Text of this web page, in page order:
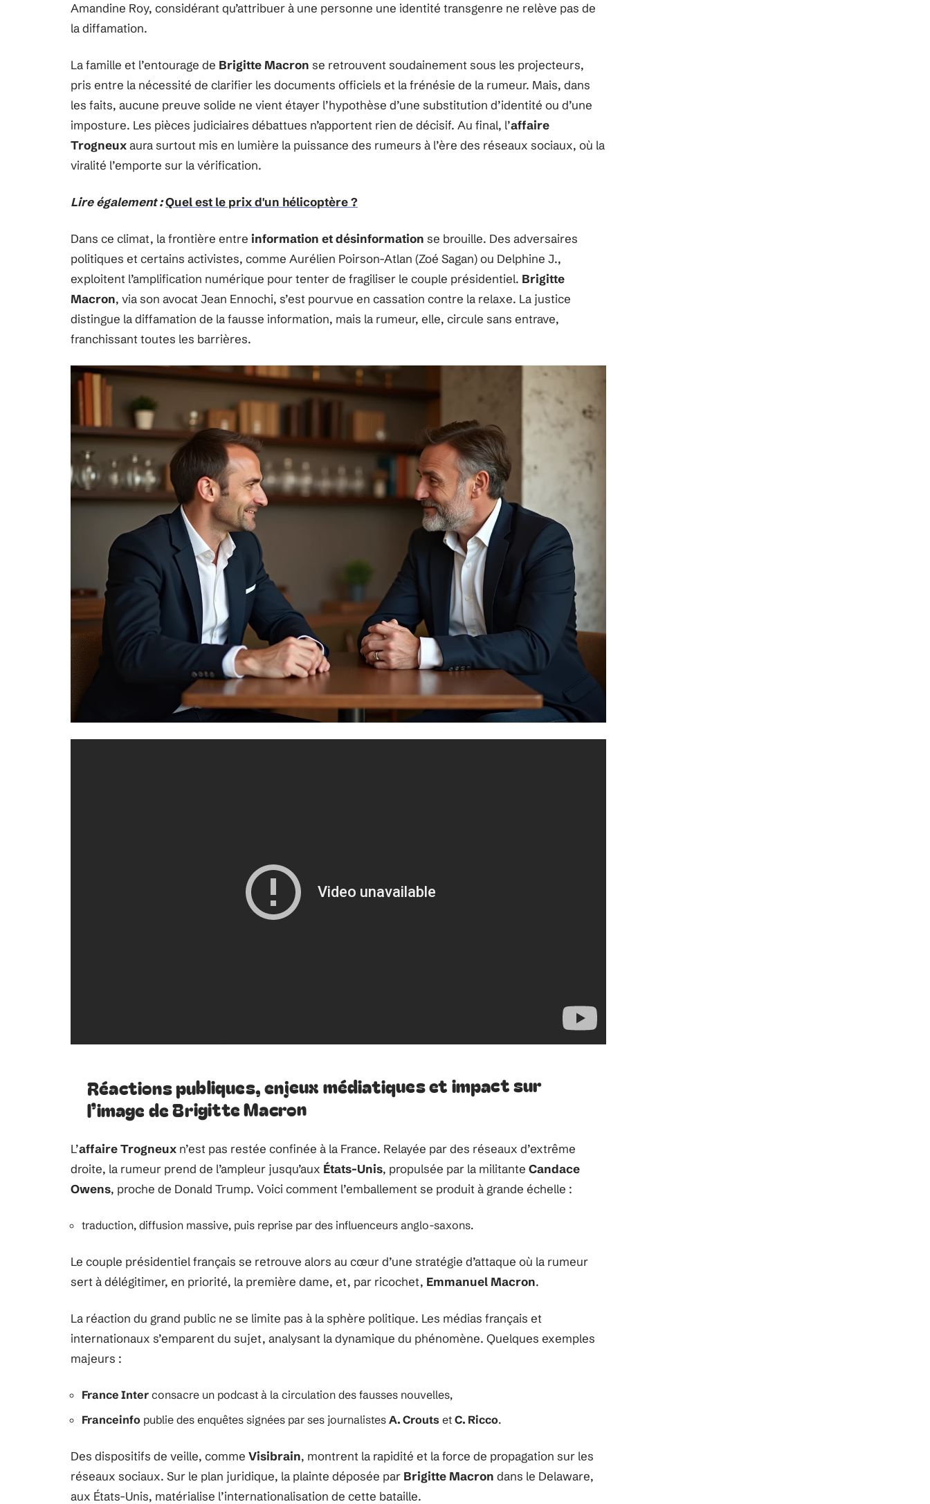
Amandine Roy, considérant qu’attribuer à une personne une identité transgenre ne relève pas de
la diffamation.
La famille et l’entourage de Brigitte Macron se retrouvent soudainement sous les projecteurs,
pris entre la nécessité de clarifier les documents officiels et la frénésie de la rumeur. Mais, dans
les faits, aucune preuve solide ne vient étayer l’hypothèse d’une substitution d’identité ou d’une
imposture. Les pièces judiciaires débattues n’apportent rien de décisif. Au final, l’affaire
Trogneuxaura surtout mis en lumière la puissance des rumeurs à l’ère des réseaux sociaux, où la
viralité l’emporte sur la vérification.
Lire également :Quel est le prix d'un hélicoptère ?
Dans ce climat, la frontière entre information et désinformation se brouille. Des adversaires
politiques et certains activistes, comme Aurélien Poirson-Atlan (Zoé Sagan) ou Delphine J.,
exploitent l’amplification numérique pour tenter de fragiliser le couple présidentiel. Brigitte
Macron, via son avocat Jean Ennochi, s’est pourvue en cassation contre la relaxe. La justice
distingue la diffamation de la fausse information, mais la rumeur, elle, circule sans entrave,
franchissant toutes les barrières.
Réactions publiques, enjeux médiatiques et impact sur
l’image de Brigitte Macron
L’affaire Trogneux n’est pas restée confinée à la France. Relayée par des réseaux d’extrême
droite, la rumeur prend de l’ampleur jusqu’aux États-Unis, propulsée par la militante Candace
Owens, proche de Donald Trump. Voici comment l’emballement se produit à grande échelle :
traduction, diffusion massive, puis reprise par des influenceurs anglo-saxons.
Le couple présidentiel français se retrouve alors au cœur d’une stratégie d’attaque où la rumeur
sert à délégitimer, en priorité, la première dame, et, par ricochet, Emmanuel Macron.
La réaction du grand public ne se limite pas à la sphère politique. Les médias français et
internationaux s’emparent du sujet, analysant la dynamique du phénomène. Quelques exemples
majeurs :
France Inter consacre un podcast à la circulation des fausses nouvelles,
Franceinfo publie des enquêtes signées par ses journalistes A. Crouts et C. Ricco.
Des dispositifs de veille, comme Visibrain, montrent la rapidité et la force de propagation sur les
réseaux sociaux. Sur le plan juridique, la plainte déposée par Brigitte Macron dans le Delaware,
aux États-Unis, matérialise l’internationalisation de cette bataille.